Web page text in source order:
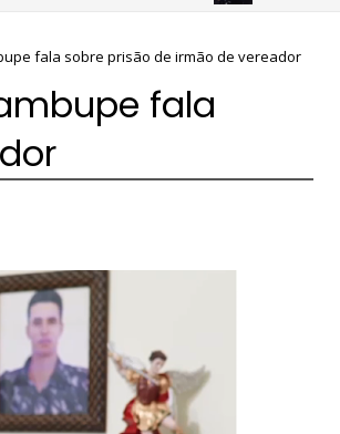
fala sobre prisão de irmão de vereador
fala